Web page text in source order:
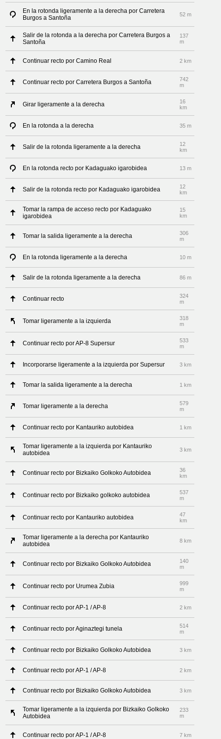
En la rotonda ligeramente a la derecha por Carretera
Burgos a Santoña
52 m
Salir de la rotonda a la derecha por Carretera Burgos a
Santoña
137
m
Continuar recto por Camino Real 2 km
Continuar recto por Carretera Burgos a Santoña
742
m
Girar ligeramente a la derecha
16
km
En la rotonda a la derecha 35 m
Salir de la rotonda ligeramente a la derecha
12
km
En la rotonda recto por Kadaguako igarobidea 13 m
Salir de la rotonda recto por Kadaguako igarobidea
12
km
Tomar la rampa de acceso recto por Kadaguako
igarobidea
15
km
Tomar la salida ligeramente a la derecha
306
m
En la rotonda ligeramente a la derecha 10 m
Salir de la rotonda ligeramente a la derecha 86 m
Continuar recto
324
m
Tomar ligeramente a la izquierda
318
m
Continuar recto por AP-8 Supersur
533
m
Incorporarse ligeramente a la izquierda por Supersur 3 km
Tomar la salida ligeramente a la derecha 1 km
Tomar ligeramente a la derecha
579
m
Continuar recto por Kantauriko autobidea 1 km
Tomar ligeramente a la izquierda por Kantauriko
autobidea
3 km
Continuar recto por Bizkaiko Golkoko Autobidea
36
km
Continuar recto por Bizkaiko golkoko autobidea
537
m
Continuar recto por Kantauriko autobidea
47
km
Tomar ligeramente a la derecha por Kantauriko
autobidea
8 km
Continuar recto por Bizkaiko Golkoko Autobidea
140
m
Continuar recto por Urumea Zubia
999
m
Continuar recto por AP-1 / AP-8 2 km
Continuar recto por Aginaztegi tunela
514
m
Continuar recto por Bizkaiko Golkoko Autobidea 3 km
Continuar recto por AP-1 / AP-8 2 km
Continuar recto por Bizkaiko Golkoko Autobidea 3 km
Tomar ligeramente a la izquierda por Bizkaiko Golkoko
Autobidea
233
m
Continuar recto por AP-1 / AP-8 7 km